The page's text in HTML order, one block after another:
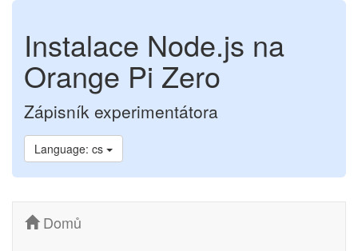
Instalace Node.js na
Orange Pi Zero
Zápisník experimentátora
Language: cs
Domů